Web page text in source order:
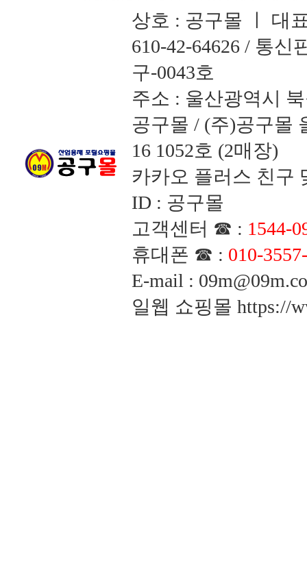
상호 : 공구몰 ㅣ 대
610-42-64626 / 통신
구-0043호
주소 : 울산광역시
공구몰 / (주)공구몰
16 1052호 (2매장)
카카오 플러스 친구
ID : 공구몰
고객센터 ☎ : 1544-
휴대폰 ☎ : 010-
E-mail :
일웹 쇼핑몰 https://